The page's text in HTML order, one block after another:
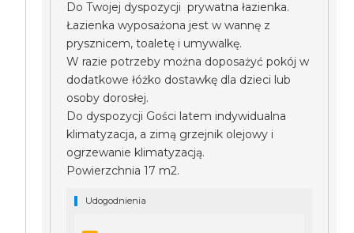
Do Twojej dyspozycji prywatna łazienka.
Łazienka wyposażona jest w wannę z
prysznicem, toaletę i umywalkę.
W razie potrzeby można doposażyć pokój w
dodatkowe łóżko dostawkę dla dzieci lub
osoby dorosłej.
Do dyspozycji Gości latem indywidualna
klimatyzacja, a zimą grzejnik olejowy i
ogrzewanie klimatyzacją.
Powierzchnia 17 m2.
Udogodnienia